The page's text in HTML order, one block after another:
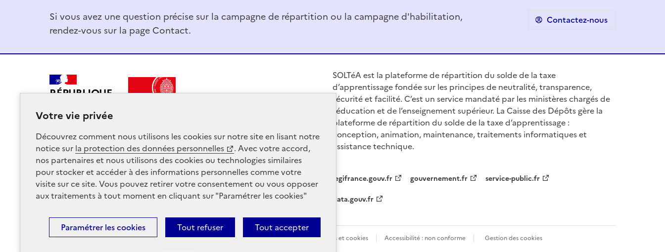
Votre vie privée
Découvrez comment nous utilisons lescookiessur notre site en lisant notre
notice sur la protection des données personnelles
. Avec votre accord,
nos partenaires et nous utilisons descookiesou technologies similaires
pour stocker et accéder à des informations personnelles comme votre
visite sur ce site. Vous pouvez retirer votre consentement ou vous opposer
aux traitements à tout moment en cliquant sur "Paramétrer lescookies"
Tout accepter
Tout refuser
Paramétrer lescookies
Si vous avez une question précise sur la campagne de répartition ou la campagne d'habilitation,
rendez-vous sur la page Contact.
Contactez-nous
RÉPUBLIQUE
SOLTéA est la plateforme de répartition du solde de la taxe
d’apprentissage fondée sur les principes de neutralité, transparence,
sécurité et facilité. C’est un service mandaté par les ministères chargés de
l’éducation et de l’enseignement supérieur. La Caisse des Dépôts gère la
plateforme de répartition du solde de la taxe d’apprentissage :
conception, animation, maintenance, traitements informatiques et
assistance technique.
legifrance.gouv.fr gouvernement.fr
service-public.fr
data.gouv.fr
Plan du site Conditions Générales d’Utilisation Mentions légales Données personnelles et cookies Accessibilité : non conforme Gestion des cookies